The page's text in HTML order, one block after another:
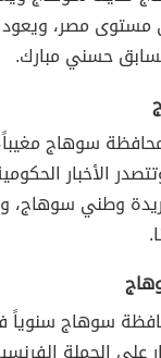
مصر، ويعود
حسني مبارك.
سوهاج
الأخبار
وطني سوهاج،
سوهاج